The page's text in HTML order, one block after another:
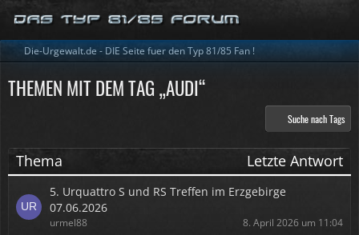
Die-Urgewalt.de - DIE Seite fuer den Typ 81/85 Fan !
THEMEN MIT DEM TAG „AUDI“
Suche nach Tags
Thema Letzte Antwort
5. Urquattro S und RS Treffen im Erzgebirge
07.06.2026
urmel88 8. April 2026 um 11:04